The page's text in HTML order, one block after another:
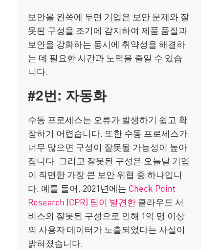
보안을 왼쪽에 두면 기업은 보안 문제와 잘
못된 구성을 조기에 감지하여 제품 품질과
보안을 강화하는 동시에 취약성을 해결하
는 데 필요한 시간과 노력을 줄일 수 있습
니다.
#2번: 자동화
수동 프로세스는 오류가 발생하기 쉽고 확
장하기 어렵습니다. 또한 수동 프로세스가
너무 많으면 구성이 잘못될 가능성이 높아
집니다. 그리고 잘못된 구성은 오늘날 기업
이 직면한 가장 큰 보안 위협 중 하나입니
다. 예를 들어, 2021년에는 Check Point
Research (CPR) 팀이 발견한클라우드 서
비스의 잘못된 구성으로 인해 1억 명 이상
의 사용자 데이터가 노출되었다는 사실이
밝혀졌습니다.